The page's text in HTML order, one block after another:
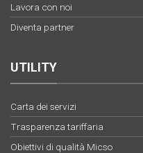
Lavora con noi
Diventa partner
UTILITY
Carta dei servizi
Trasparenza tariffaria
Obiettivi di qualità Micso